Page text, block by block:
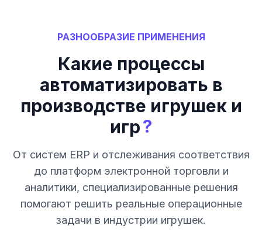
РАЗНООБРАЗИЕ ПРИМЕНЕНИЯ
Какие процессы
автоматизировать в
производстве игрушек и
игр?
От систем ERP и отслеживания соответствия
до платформ электронной торговли и
аналитики, специализированные решения
помогают решить реальные операционные
задачи в индустрии игрушек.